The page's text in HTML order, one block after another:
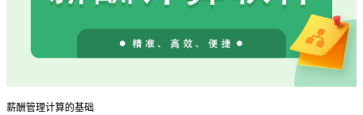
薪酬管理计算的基础